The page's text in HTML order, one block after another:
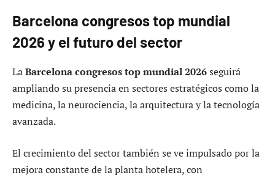
Barcelona congresos top mundial
2026 y el futuro del sector
LaBarcelona congresos top mundial 2026seguirá
ampliando su presencia en sectores estratégicos como la
medicina, la neurociencia, la arquitectura y la tecnología
avanzada.
El crecimiento del sector también se ve impulsado por la
mejora constante de la planta hotelera, con